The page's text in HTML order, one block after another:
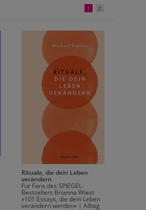
1 2
Rituale, die dein Leben
verändern
Für Fans des SPIEGEL-
Bestsellers Brianna Wiest
»101 Essays, die dein Leben
verändern werden« | Alltag